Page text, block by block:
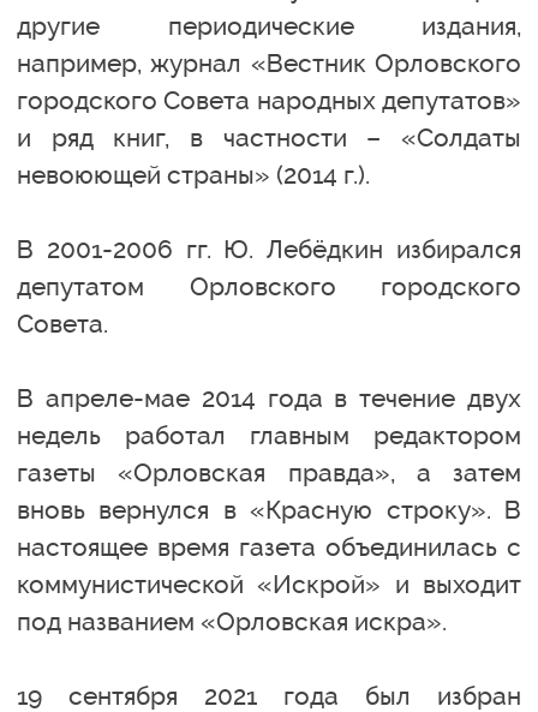
другие периодические издания,
например, журнал «Вестник Орловского
городского Совета народных депутатов»
и ряд книг, в частности – «Солдаты
невоюющей страны» (2014 г.).
В 2001-2006 гг. Ю. Лебёдкин избирался
депутатом Орловского городского
Совета.
В апреле-мае 2014 года в течение двух
недель работал главным редактором
газеты «Орловская правда», а затем
вновь вернулся в «Красную строку». В
настоящее время газета объединилась с
коммунистической «Искрой» и выходит
под названием «Орловская искра».
19 сентября 2021 года был избран